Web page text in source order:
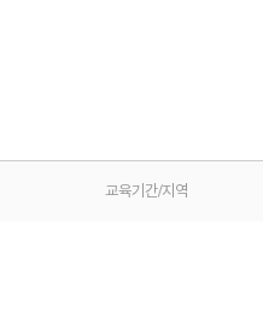
교육기간/지역